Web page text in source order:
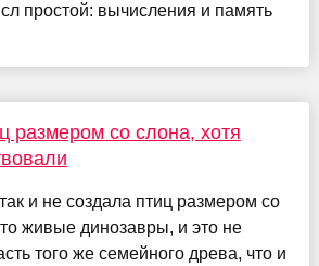
простой: вычисления и память
размером со слона, хотя
и не создала птиц размером со
живые динозавры, и это не
того же семейного древа, что и